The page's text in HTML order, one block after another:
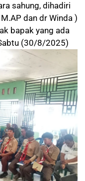
sahung, dihadiri
dan dr Winda )
bapak yang ada
(30/8/2025)